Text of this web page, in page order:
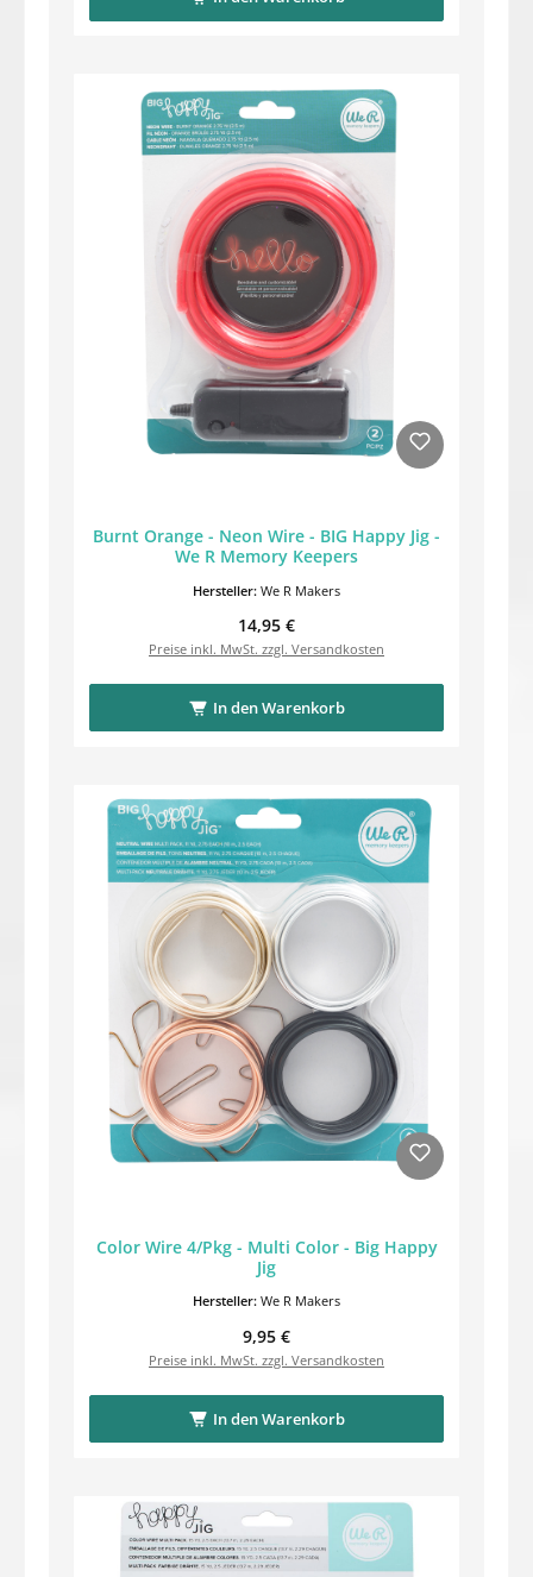
Burnt Orange - Neon Wire - BIG Happy Jig -
We R Memory Keepers
Hersteller: We R Makers
Regulärer Preis:
14,95 €
Preise inkl. MwSt. zzgl. Versandkosten
In den Warenkorb
Color Wire 4/Pkg - Multi Color - Big Happy
Jig
Hersteller: We R Makers
Regulärer Preis:
9,95 €
Preise inkl. MwSt. zzgl. Versandkosten
In den Warenkorb